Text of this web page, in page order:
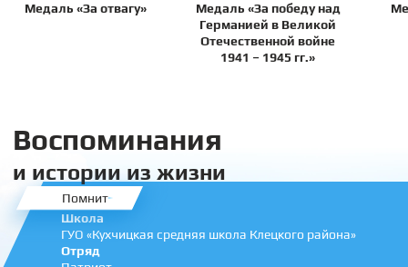
Медаль «За отвагу»
Медаль «За победу над
Германией в Великой
Отечественной войне
1941 – 1945 гг.»
Воспоминания
и истории из жизни
Помнит
Школа
ГУО «Кухчицкая средняя школа Клецкого района»
Отряд